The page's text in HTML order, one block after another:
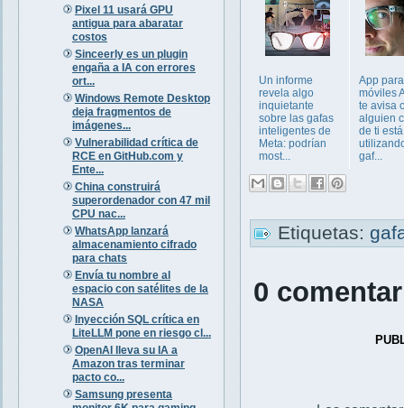
Pixel 11 usará GPU
antigua para abaratar
costos
Sinceerly es un plugin
engaña a IA con errores
ort...
Windows Remote Desktop
deja fragmentos de
imágenes...
Vulnerabilidad crítica de
RCE en GitHub.com y
Ente...
China construirá
superordenador con 47 mil
CPU nac...
WhatsApp lanzará
almacenamiento cifrado
para chats
Envía tu nombre al
espacio con satélites de la
NASA
Inyección SQL crítica en
LiteLLM pone en riesgo cl...
OpenAI lleva su IA a
Amazon tras terminar
pacto co...
Samsung presenta
Un informe
revela algo
inquietante
sobre las gafas
inteligentes de
Meta: podrían
most...
App para
móviles
te avisa
alguien
de ti está
gaf...
Etiquetas:
0